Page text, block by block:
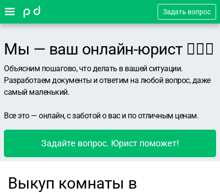
Задать вопрос
Мы — ваш онлайн-юрист 👨🏻‍⚖️
Объясним пошагово, что делать в вашей ситуации.
Разработаем документы и ответим на любой вопрос, даже
самый маленький.
Все это — онлайн, с заботой о вас и по отличным ценам.
Задайте вопрос. Юрист поможет!
Выкуп комнаты в